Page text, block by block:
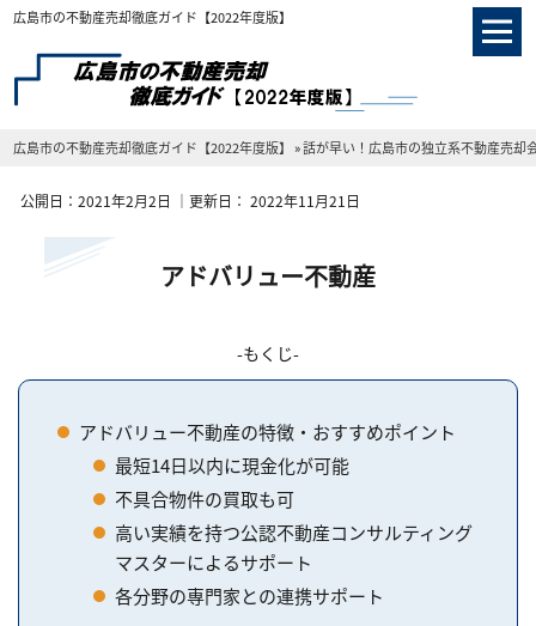
広島市の不動産売却徹底ガイド【2022年度版】
広島市の不動産売却徹底ガイド【2022年度版】 »話が早い！広島市の独立系不動産売却
公開日：2021年2月2日 ｜更新日：2022年11月21日
アドバリュー不動産
もくじ
アドバリュー不動産の特徴・おすすめポイント
最短14日以内に現金化が可能
不具合物件の買取も可
高い実績を持つ公認不動産コンサルティング
マスターによるサポート
各分野の専門家との連携サポート